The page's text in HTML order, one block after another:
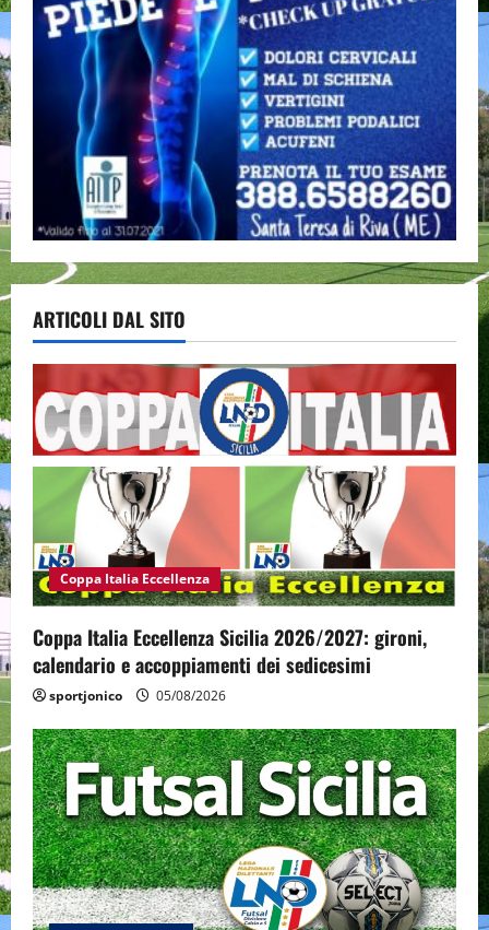
ARTICOLI DAL SITO
Coppa Italia Eccellenza
Coppa Italia Eccellenza Sicilia 2026/2027: gironi,
calendario e accoppiamenti dei sedicesimi
sportjonico 05/08/2026